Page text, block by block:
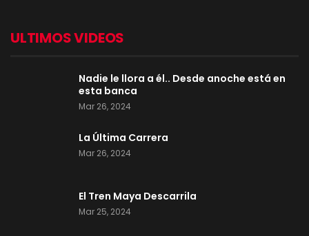
ULTIMOS VIDEOS
Nadie le llora a él.. Desde anoche está en
esta banca
Mar 26, 2024
La Última Carrera
Mar 26, 2024
El Tren Maya Descarrila
Mar 25, 2024